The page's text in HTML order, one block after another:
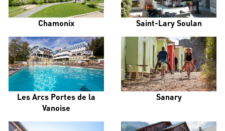
Chamonix Saint-Lary Soulan
Les Arcs Portes de la
Vanoise
Sanary